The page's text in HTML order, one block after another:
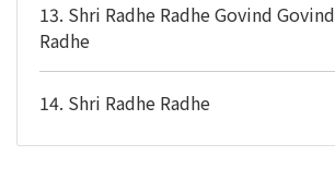
13. Shri Radhe Radhe Govind Govind
Radhe
14. Shri Radhe Radhe